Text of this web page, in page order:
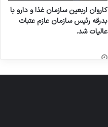
کاروان اربعین سازمان غذا و دارو با
بدرقه رئیس سازمان عازم عتبات
عالیات شد.